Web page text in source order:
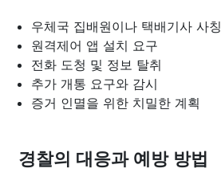
우체국 집배원이나 택배기사 사칭
원격제어 앱 설치 요구
전화 도청 및 정보 탈취
추가 개통 요구와 감시
증거 인멸을 위한 치밀한 계획
경찰의 대응과 예방 방법